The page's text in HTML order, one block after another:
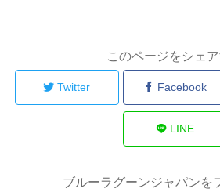
このページをシェ
Twitter Facebook
LINE
ブルーラグーンジャパンを